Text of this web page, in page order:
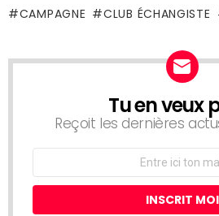
CAMPAGNE CLUB ÉCHANGISTE
NEWSLETTERTu en veux
Reçoit les dernières